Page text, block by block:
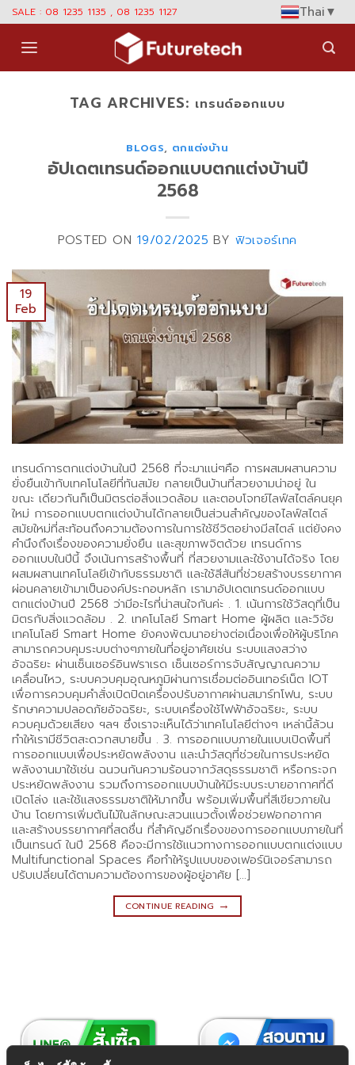
Skip
content
SALE : 08 1235 1135 , 08 1235 1127 Thai▼
TAG ARCHIVES: เทรนด์ออกแบบ
BLOGS, ตกแต่งบ้าน
อัปเดตเทรนด์ออกแบบตกแต่งบ้านปี
2568
POSTED ON19/02/2025 BYฟิวเจอร์เทค
19
Feb
เทรนด์การตกแต่งบ้านในปี 2568 ที่จะมาแน่ๆคือ การผสมผสานความ
ยั่งยืนเข้ากับเทคโนโลยีที่ทันสมัย กลายเป็นบ้านที่สวยงามน่าอยู่ ใน
ขณะ เดียวกันก็เป็นมิตรต่อสิ่งแวดล้อม และตอบโจทย์ไลฟ์สไตล์คนยุค
ใหม่ การออกแบบตกแต่งบ้านได้กลายเป็นส่วนสำคัญของไลฟ์สไตล์
สมัยใหม่ที่สะท้อนถึงความต้องการในการใช้ชีวิตอย่างมีสไตล์ แต่ยังคง
คำนึงถึงเรื่องของความยั่งยืน และสุขภาพจิตด้วย เทรนด์การ
ออกแบบในปีนี้ จึงเน้นการสร้างพื้นที่ ที่สวยงามและใช้งานได้จริง โดย
ผสมผสานเทคโนโลยีเข้ากับธรรมชาติ และใช้สีสันที่ช่วยสร้างบรรยากาศ
ผ่อนคลายเข้ามาเป็นองค์ประกอบหลัก เรามาอัปเดตเทรนด์ออกแบบ
ตกแต่งบ้านปี 2568 ว่ามีอะไรที่น่าสนใจกันค่ะ . 1. เน้นการใช้วัสดุที่เป็น
มิตรกับสิ่งแวดล้อม . 2. เทคโนโลยี Smart Home ผู้ผลิต และวิจัย
เทคโนโลยี Smart Home ยังคงพัฒนาอย่างต่อเนื่องเพื่อให้ผู้บริโภค
สามารถควบคุมระบบต่างๆภายในที่อยู่อาศัยเช่น ระบบแสงสว่าง
อัจฉริยะ ผ่านเซ็นเซอร์อินฟราเรด เซ็นเซอร์การจับสัญญาณความ
เคลื่อนไหว, ระบบควบคุมอุณหภูมิผ่านการเชื่อมต่ออินเทอร์เน็ต IOT
เพื่อการควบคุมคำสั่งเปิดปิดเครื่องปรับอากาศผ่านสมาร์ทโฟน, ระบบ
รักษาความปลอดภัยอัจฉริยะ, ระบบเครื่องใช้ไฟฟ้าอัจฉริยะ, ระบบ
ควบคุมด้วยเสียง ฯลฯ ซึ่งเราจะเห็นได้ว่าเทคโนโลยีต่างๆ เหล่านี้ล้วน
ทำให้เรามีชีวิตสะดวกสบายขึ้น . 3. การออกแบบภายในแบบเปิดพื้นที่
การออกแบบเพื่อประหยัดพลังงาน และนำวัสดุที่ช่วยในการประหยัด
พลังงานมาใช้เช่น ฉนวนกันความร้อนจากวัสดุธรรมชาติ หรือกระจก
ประหยัดพลังงาน รวมถึงการออกแบบบ้านให้มีระบบระบายอากาศที่ดี
เปิดโล่ง และใช้แสงธรรมชาติให้มากขึ้น พร้อมเพิ่มพื้นที่สีเขียวภายใน
บ้าน โดยการเพิ่มต้นไม้ในลักษณะสวนแนวตั้งเพื่อช่วยฟอกอากาศ
และสร้างบรรยากาศที่สดชื่น ที่สำคัญอีกเรื่องของการออกแบบภายในที่
เป็นเทรนด์ ในปี 2568 คือจะมีการใช้แนวทางการออกแบบตกแต่งแบบ
Multifunctional Spaces คือทำให้รูปแบบของเฟอร์นิเจอร์สามารถ
ปรับเปลี่ยนได้ตามความต้องการของผู้อยู่อาศัย […]
CONTINUE READING →